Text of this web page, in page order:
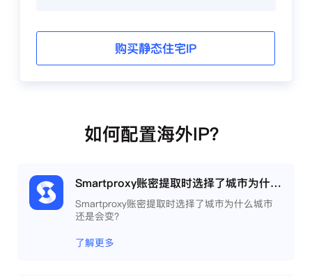
购买静态住宅IP
如何配置海外IP？
Smartproxy账密提取时选择了城市为什么城市还是会变？
Smartproxy账密提取时选择了城市为什么城市
还是会变？
了解更多